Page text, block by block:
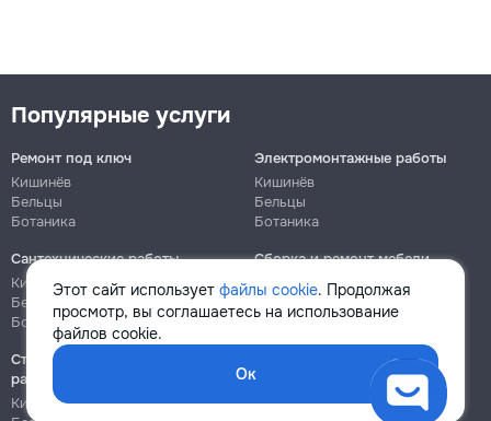
Этот сайт использует файлы cookie. Продолжая
просмотр, вы соглашаетесь на использование
файлов cookie.
Ок
Популярные услуги
Ремонт под ключ
Кишинёв
Бельцы
Ботаника
Электромонтажные работы
Кишинёв
Бельцы
Ботаника
Сантехнические работы
Кишинёв
Бельцы
Ботаника
Сборка и ремонт мебели
Кишинёв
Ботаника
Строительно-монтажные
работы
Кишинёв